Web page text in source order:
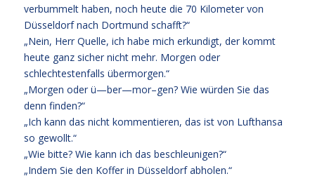
verbummelt haben, noch heute die 70 Kilometer von
Düsseldorf nach Dortmund schafft?“
„Nein, Herr Quelle, ich habe mich erkundigt, der kommt
heute ganz sicher nicht mehr. Morgen oder
schlechtestenfalls übermorgen.“
„Morgen oder ü—ber—mor–gen? Wie würden Sie das
denn finden?“
„Ich kann das nicht kommentieren, das ist von Lufthansa
so gewollt.“
„Wie bitte? Wie kann ich das beschleunigen?“
„Indem Sie den Koffer in Düsseldorf abholen.“